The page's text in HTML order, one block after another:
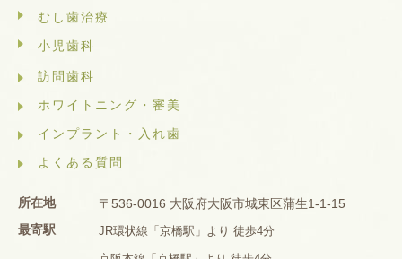
むし歯治療
小児歯科
訪問歯科
ホワイトニング・審美
インプラント・入れ歯
よくある質問
所在地
〒536-0016 大阪府大阪市城東区蒲生1-1-15
最寄駅
JR環状線「京橋駅」より 徒歩4分